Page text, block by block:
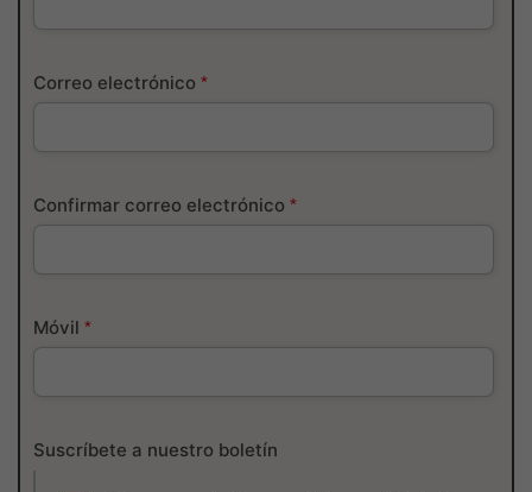
Correo electrónico *
Confirmar correo electrónico *
Móvil *
Suscríbete a nuestro boletín